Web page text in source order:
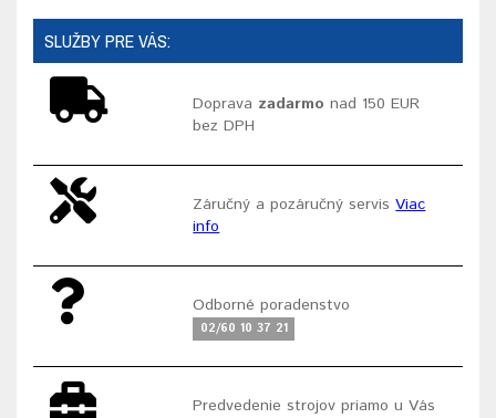
SLUŽBY PRE VÁS:
Doprava zadarmo nad 150 EUR
bez DPH
Záručný a pozáručný servisViac
info
Odborné poradenstvo
02/60 10 37 21
Predvedenie strojov priamo u Vás